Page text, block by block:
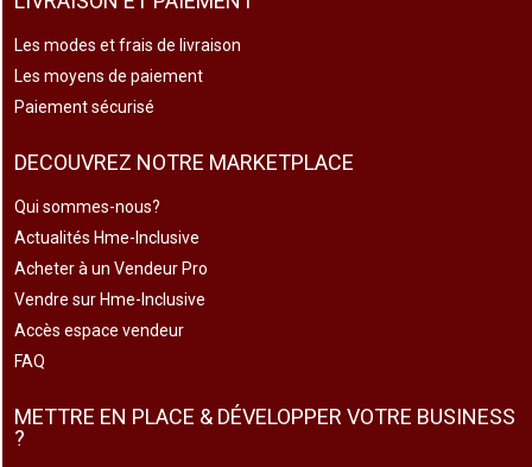
Les modes et frais de livraison
Les moyens de paiement
Paiement sécurisé
DECOUVREZ NOTRE MARKETPLACE
Qui sommes-nous?
Actualités Hme-Inclusive
Acheter à un Vendeur Pro
Vendre sur Hme-Inclusive
Accès espace vendeur
FAQ
METTRE EN PLACE & DÉVELOPPER VOTRE BUSINESS
?